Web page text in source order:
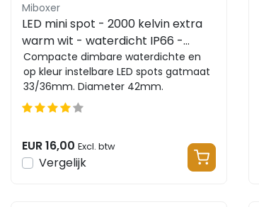
Miboxer
LED mini spot - 2000 kelvin extra
warm wit - waterdicht IP66 -
Miboxer SL1-12-2000K
Compacte dimbare waterdichte en
op kleur instelbare LED spots gatmaat
33/36mm. Diameter 42mm.
Eenvoudig te bedienen met ...
EUR 16,00 Excl. btw
Vergelijk